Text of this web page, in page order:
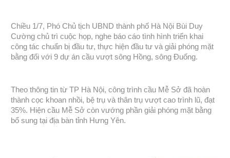
Chiều 1/7, Phó Chủ tịch UBND thành phố Hà Nội Bùi Duy
Cường chủ trì cuộc họp, nghe báo cáo tình hình triển khai
công tác chuẩn bị đầu tư, thực hiện đầu tư và giải phóng mặt
bằng đối với 9 dự án cầu vượt sông Hồng, sông Đuống.
Theo thông tin từ TP Hà Nội, công trình cầu Mễ Sở đã hoàn
thành cọc khoan nhồi, bệ trụ và thân trụ vượt cao trình lũ, đạt
35%. Hiện cầu Mễ Sở còn vướng phần giải phóng mặt bằng
bổ sung tại địa bàn tỉnh Hưng Yên.